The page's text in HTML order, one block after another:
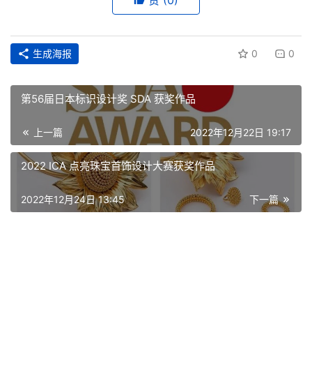
生成海报 0 0
第56届日本标识设计奖 SDA 获奖作品
上一篇 2022年12月22日 19:17
2022 ICA 点亮珠宝首饰设计大赛获奖作品
下一篇
2022年12月24日 13:45